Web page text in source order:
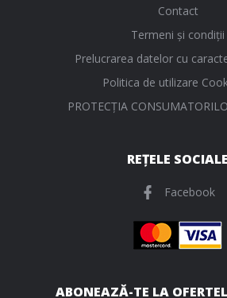
Contact
Termeni și condiții
Prelucrarea datelor cu
Politica de utilizare
PROTECŢIA
REȚELE SOCIALE
Facebook
ABONEAZĂ-TE LA